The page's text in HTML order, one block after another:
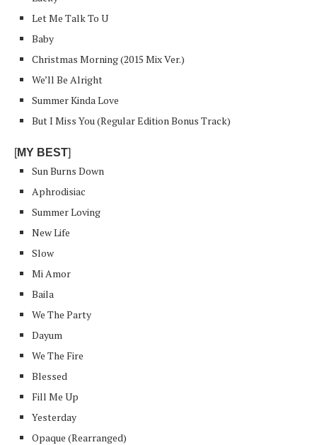
Let Me Talk To U
Baby
Christmas Morning (2015 Mix Ver.)
We’ll Be Alright
Summer Kinda Love
But I Miss You (Regular Edition Bonus Track)
[MY BEST]
Sun Burns Down
Aphrodisiac
Summer Loving
New Life
Slow
Mi Amor
Baila
We The Party
Dayum
We The Fire
Blessed
Fill Me Up
Yesterday
Opaque (Rearranged)